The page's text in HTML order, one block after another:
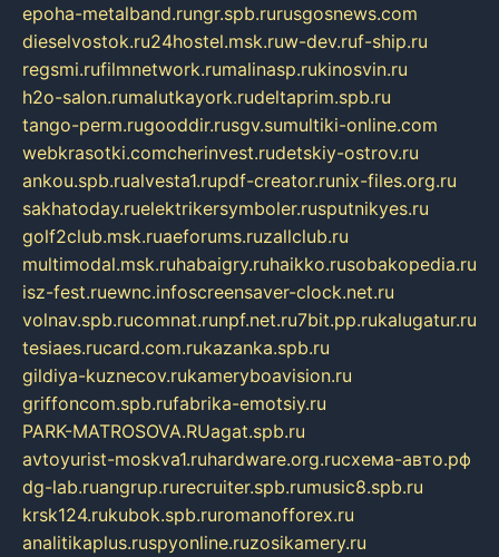
epoha-metalband.rungr.spb.rurusgosnews.com
dieselvostok.ru24hostel.msk.ruw-dev.ruf-ship.ru
regsmi.rufilmnetwork.rumalinasp.rukinosvin.ru
h2o-salon.rumalutkayork.rudeltaprim.spb.ru
tango-perm.rugooddir.rusgv.sumultiki-online.com
webkrasotki.comcherinvest.rudetskiy-ostrov.ru
ankou.spb.rualvesta1.rupdf-creator.runix-files.org.ru
sakhatoday.ruelektrikersymboler.rusputnikyes.ru
golf2club.msk.ruaeforums.ruzallclub.ru
multimodal.msk.ruhabaigry.ruhaikko.rusobakopedia.ru
isz-fest.ruewnc.infoscreensaver-clock.net.ru
volnav.spb.rucomnat.runpf.net.ru7bit.pp.rukalugatur.ru
tesiaes.rucard.com.rukazanka.spb.ru
gildiya-kuznecov.rukameryboavision.ru
griffoncom.spb.rufabrika-emotsiy.ru
PARK-MATROSOVA.RUagat.spb.ru
avtoyurist-moskva1.ruhardware.org.ruсхема-авто.рф
dg-lab.ruangrup.rurecruiter.spb.rumusic8.spb.ru
krsk124.rukubok.spb.ruromanofforex.ru
analitikaplus.ruspyonline.ruzosikamery.ru